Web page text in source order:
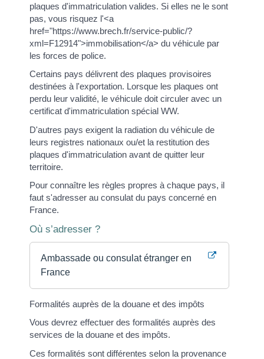
plaques d'immatriculation valides. Si elles ne le sont
pas, vous risquez l'<a
href="https://www.brech.fr/service-public/?
xml=F12914">immobilisation</a> du véhicule par
les forces de police.
Certains pays délivrent des plaques provisoires
destinées à l'exportation. Lorsque les plaques ont
perdu leur validité, le véhicule doit circuler avec un
certificat d'immatriculation spécial WW.
D'autres pays exigent la radiation du véhicule de
leurs registres nationaux ou/et la restitution des
plaques d'immatriculation avant de quitter leur
territoire.
Pour connaître les règles propres à chaque pays, il
faut s'adresser au consulat du pays concerné en
France.
Où s’adresser ?
Ambassade ou consulat étranger en
France
Formalités auprès de la douane et des impôts
Vous devrez effectuer des formalités auprès des
services de la douane et des impôts.
Ces formalités sont différentes selon la provenance